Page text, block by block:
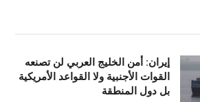
إيران: أمن الخليج العربي لن تصنعه
القوات الأجنبية ولا القواعد الأمريكية
بل دول المنطقة